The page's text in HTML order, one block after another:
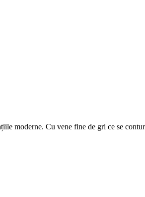
moderne. Cu vene fine de gri ce se